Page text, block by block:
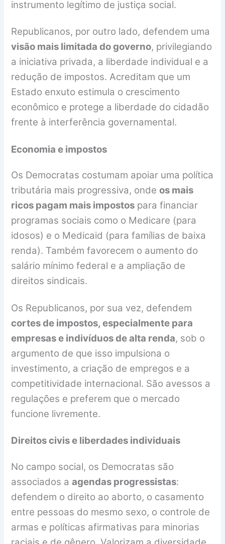
instrumento legítimo de justiça social.
Republicanos, por outro lado, defendem uma
visão mais limitada do governo, privilegiando
a iniciativa privada, a liberdade individual e a
redução de impostos. Acreditam que um
Estado enxuto estimula o crescimento
econômico e protege a liberdade do cidadão
frente à interferência governamental.
Economia e impostos
Os Democratas costumam apoiar uma política
tributária mais progressiva, ondeos mais
ricos pagam mais impostos para financiar
programas sociais como o Medicare (para
idosos) e o Medicaid (para famílias de baixa
renda). Também favorecem o aumento do
salário mínimo federal e a ampliação de
direitos sindicais.
Os Republicanos, por sua vez, defendem
cortes de impostos, especialmente para
empresas e indivíduos de alta renda, sob o
argumento de que isso impulsiona o
investimento, a criação de empregos e a
competitividade internacional. São avessos a
regulações e preferem que o mercado
funcione livremente.
Direitos civis e liberdades individuais
No campo social, os Democratas são
associados aagendas progressistas:
defendem o direito ao aborto, o casamento
entre pessoas do mesmo sexo, o controle de
armas e políticas afirmativas para minorias